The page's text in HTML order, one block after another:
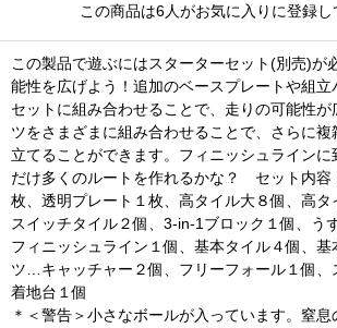
この商品は6人がお気に入りに登録し
この製品で遊ぶにはスターターセット(別売)が
能性を広げよう！追加のベースプレートや組立
セットに組み合わせることで、走りの可能性が
ツをさまざまに組み合わせることで、さらに
立てることができます。フィニッシュライン
だけ多くのルートを作れるかな？ セット内容
枚、透明プレート１枚、高タイル大８個、高タ
スイッチタイル２個、3-in-1ブロック１個、う
フィニッシュライン１個、基本タイル４個、基
ツ…キャッチャー２個、フリーフォール１個、
着地台１個
＊＜警告＞小さなボールが入っています。窒